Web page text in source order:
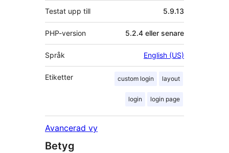
Testat upp till 5.9.13
PHP-version 5.2.4 eller senare
Språk English (US)
Etiketter custom login layout
login login page
Avancerad vy
Betyg